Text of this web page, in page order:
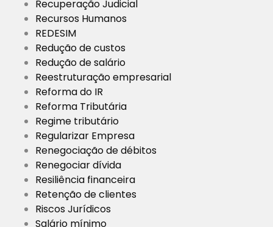
Recuperação Judicial
Recursos Humanos
REDESIM
Redução de custos
Redução de salário
Reestruturação empresarial
Reforma do IR
Reforma Tributária
Regime tributário
Regularizar Empresa
Renegociação de débitos
Renegociar dívida
Resiliência financeira
Retenção de clientes
Riscos Jurídicos
Salário mínimo